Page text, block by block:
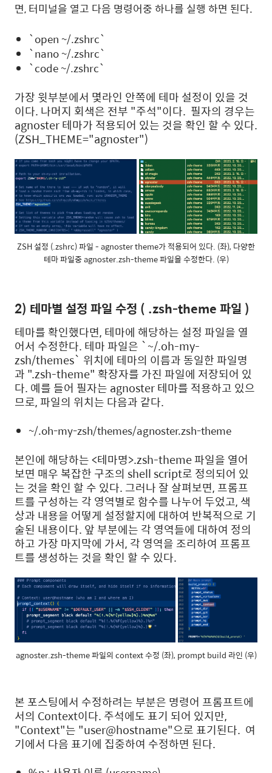
면, 터미널을 열고 다음 명령어중 하나를 실행 하면 된다.
`open ~/.zshrc`
`nano ~/.zshrc`
`code ~/.zshrc`
가장 윗부분에서 몇라인 안쪽에 테마 설정이 있을 것
이다. 나머지 회색은 전부 "주석"이다. 필자의 경우는
agnoster 테마가 적용되어 있는 것을 확인 할 수 있다.
(ZSH_THEME="agnoster")
ZSH 설정 (.zshrc) 파일 - agnoster theme가 적용되어 있다. (좌), 다양한
테마 파일중 agnoster.zsh-theme 파일을 수정한다. (우)
2) 테마별 설정 파일 수정 ( .zsh-theme 파일 )
테마를 확인했다면, 테마에 해당하는 설정 파일을 열
어서 수정한다. 테마 파일은 `~/.oh-my-
zsh/themes` 위치에 테마의 이름과 동일한 파일명
과 ".zsh-theme" 확장자를 가진 파일에 저장되어 있
다. 예를 들어 필자는 agnoster 테마를 적용하고 있으
므로, 파일의 위치는 다음과 같다.
~/.oh-my-zsh/themes/agnoster.zsh-theme
본인에 해당하는 <테마명>.zsh-theme 파일을 열어
보면 매우 복잡한 구조의 shell script로 정의되어 있
는 것을 확인 할 수 있다. 그러나 잘 살펴보면, 프롬프
트를 구성하는 각 영역별로 함수를 나누어 두었고, 색
상과 내용을 어떻게 설정할지에 대하여 반복적으로 기
술된 내용이다. 앞 부분에는 각 영역들에 대하여 정의
하고 가장 마지막에 가서, 각 영역을 조리하여 프롬프
트를 생성하는 것을 확인 할 수 있다.
agnoster.zsh-theme 파일의 context 수정 (좌), prompt build 라인 (우)
본 포스팅에서 수정하려는 부분은 명령어 프롬프트에
서의 Context이다. 주석에도 표기 되어 있지만,
"Context"는 "user@hostname"으로 표기된다. 여
기에서 다음 표기에 집중하여 수정하면 된다.